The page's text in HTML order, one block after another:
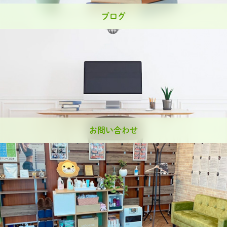
ブログ
お問い合わせ